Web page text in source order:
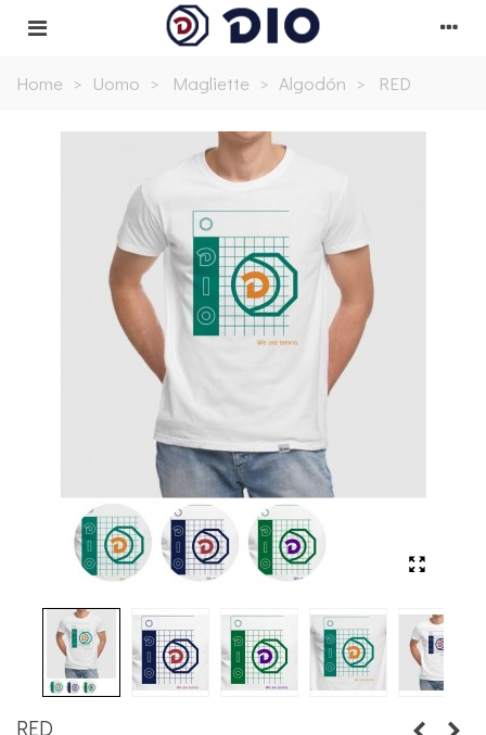
Home > Uomo > Magliette > Algodón > RED
RED